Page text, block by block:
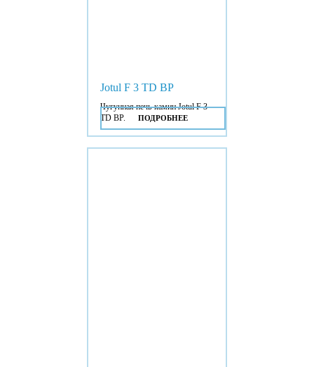
Jotul F 3 TD BP
Чугунная печь-камин Jotul F 3
TD BP.
ПОДРОБНЕЕ